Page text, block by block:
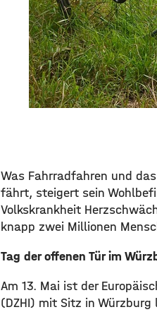
Was Fahrradfahren und
fährt, steigert sein
Volkskrankheit
knapp zwei Millionen
Tag der offenen Tür im
Am 13. Mai ist der
(DZHI) mit Sitz in Würzburg